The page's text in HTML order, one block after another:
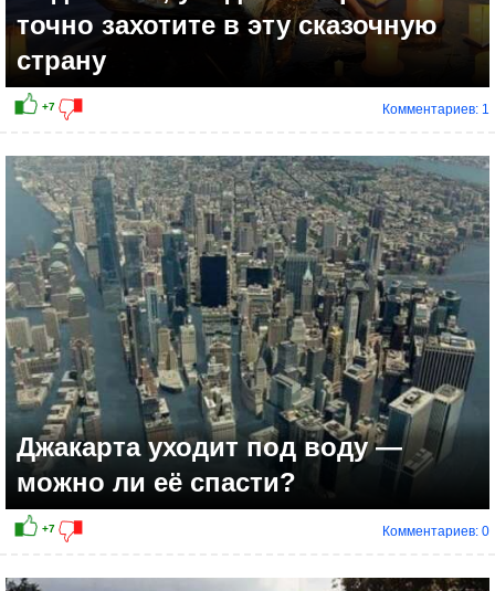
точно захотите в эту сказочную
страну
Комментариев: 1
Джакарта уходит под воду —
можно ли её спасти?
Комментариев: 0